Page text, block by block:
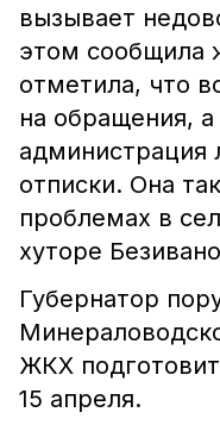
вызывает
этом сообщила
отметила, что
на обращения,
администрация
отписки. Она
проблемах в
хуторе
Губернатор
ЖКХ
15 апреля.